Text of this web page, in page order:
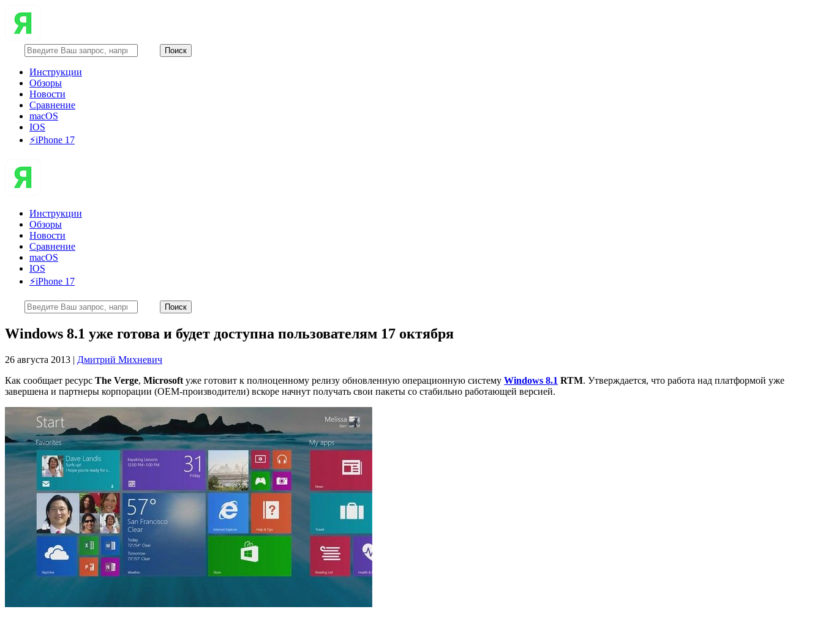
Инструкции
Обзоры
Новости
Сравнение
macOS
IOS
⚡️iPhone 17
Инструкции
Обзоры
Новости
Сравнение
macOS
IOS
⚡️iPhone 17
Windows 8.1 уже готова и будет доступна пользователям 17 октября
26 августа 2013 | Дмитрий Михневич
Как сообщает ресурс The Verge, Microsoft уже готовит к полноценному релизу обновленную операционную систему Windows 8.1 RTM. Утверждается, что работа над платформой уже
завершена и партнеры корпорации (OEM-производители) вскоре начнут получать свои пакеты со стабильно работающей версией.